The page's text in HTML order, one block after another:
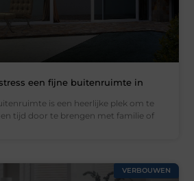
een fijne buitenruimte in
is een heerlijke plek om te
tijd door te brengen met familie of
VERBOUWEN